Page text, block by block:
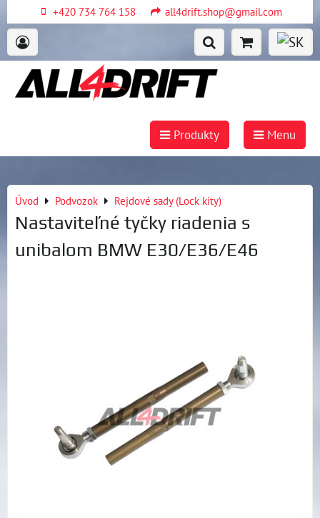
+420 734 764 158 all4drift.shop@gmail.com
Produkty Menu
Úvod Podvozok Rejdové sady (Lock kity)
Nastaviteľné tyčky riadenia s
unibalom BMW E30/E36/E46